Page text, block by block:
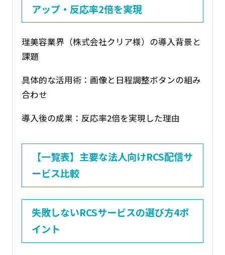
アップ・反応率2倍を実現
理美容業界（株式会社クリア様）の導入背景と
課題
具体的な活用術：画像と日程調整ボタンの組み
合わせ
導入後の成果：反応率2倍を実現した理由
【一覧表】主要な法人向けRCS配信サ
ービス比較
失敗しないRCSサービスの選び方4ポ
イント